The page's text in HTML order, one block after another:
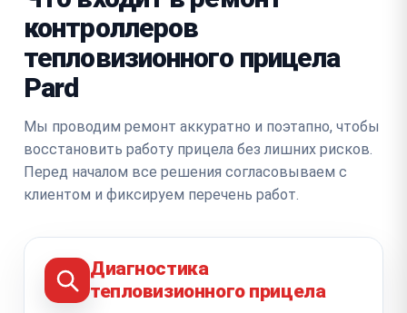
контроллеров
тепловизионного прицела
Pard
Мы проводим ремонт аккуратно и поэтапно, чтобы
восстановить работу прицела без лишних рисков.
Перед началом все решения согласовываем с
клиентом и фиксируем перечень работ.
Диагностика
тепловизионного прицела